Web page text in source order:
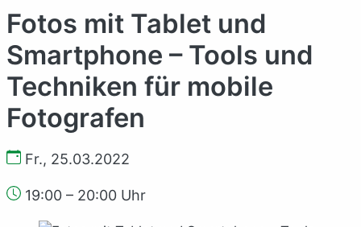
Fotos mit Tablet und
Smartphone – Tools und
Techniken für mobile
Fotografen
Fr., 25.03.2022
19:00 – 20:00 Uhr